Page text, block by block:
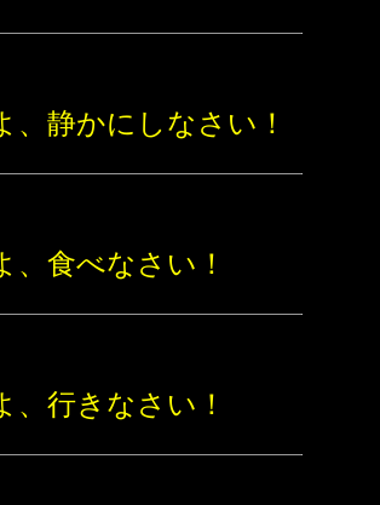
、静かにしなさい！
、食べなさい！
、行きなさい！